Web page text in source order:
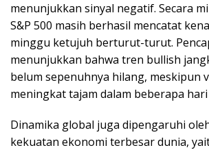
menunjukkan sinyal negatif. Secara
S&P 500 masih berhasil mencatat
minggu ketujuh berturut-turut.
menunjukkan bahwa tren bullish
belum sepenuhnya hilang, meskipun
meningkat tajam dalam beberapa
Dinamika global juga dipengaruhi
kekuatan ekonomi terbesar dunia,